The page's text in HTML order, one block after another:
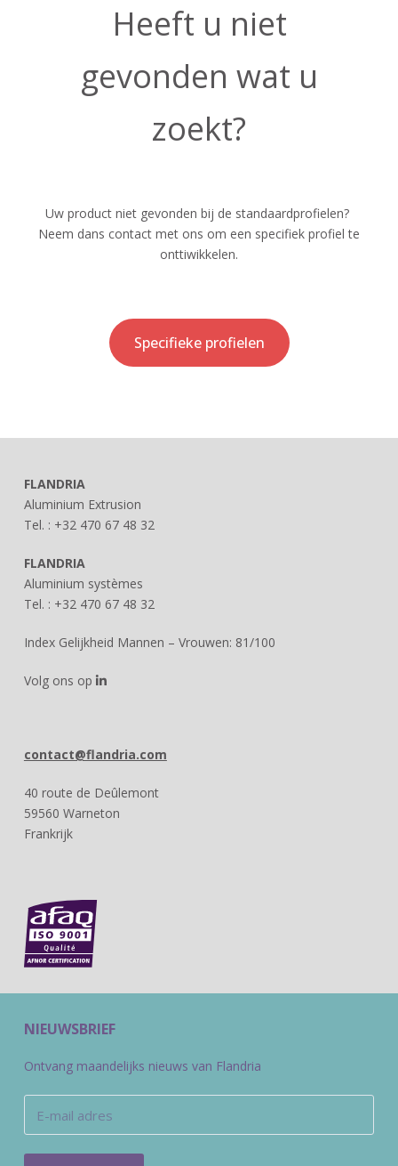
Heeft u niet
gevonden wat u
zoekt?
Uw product niet gevonden bij de standaardprofielen?
Neem dans contact met ons om een specifiek profiel te
onttiwikkelen.
Specifieke profielen
FLANDRIA
Aluminium Extrusion
Tel. : +32 470 67 48 32
FLANDRIA
Aluminium systèmes
Tel. : +32 470 67 48 32
Index Gelijkheid Mannen – Vrouwen: 81/100
Volg ons op
contact@flandria.com
40 route de Deûlemont
59560 Warneton
Frankrijk
NIEUWSBRIEF
Ontvang maandelijks nieuws van Flandria